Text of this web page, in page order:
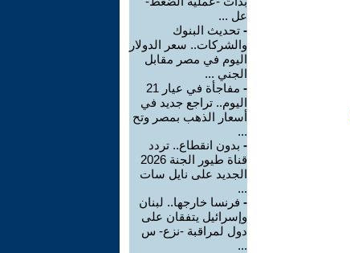
عل ...
- تحديث البنوك
والشركات.. سعر الدولار
اليوم في مصر مقابل
الجني ...
-
مفاجأة في عيار 21
اليوم.. تراجع جديد في
أسعار الذهب بمصر وتح
...
- بدون انقطاع.. تردد
قناة طيور الجنة 2026
الجديد على نايل سات
...
- فرنسا خارجها.. لبنان
وإسرائيل يتفقان على
دول لمراقبة -نزع- س
...